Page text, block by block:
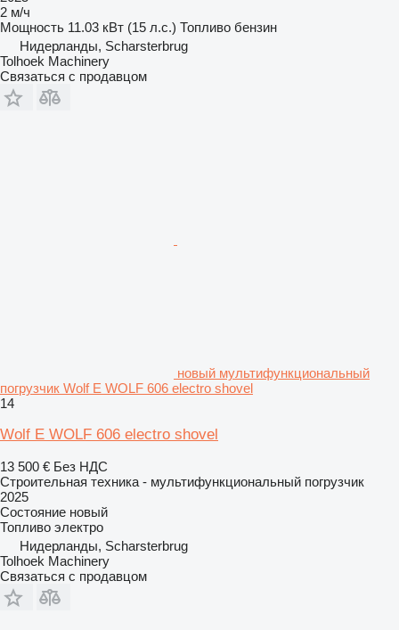
2 м/ч
Мощность 11.03 кВт (15 л.с.) Топливо бензин
Нидерланды, Scharsterbrug
Tolhoek Machinery
Связаться с продавцом
новый мультифункциональный
погрузчик Wolf E WOLF 606 electro shovel
14
Wolf E WOLF 606 electro shovel
13 500 € Без НДС
Строительная техника - мультифункциональный погрузчик
2025
Состояние новый
Топливо электро
Нидерланды, Scharsterbrug
Tolhoek Machinery
Связаться с продавцом